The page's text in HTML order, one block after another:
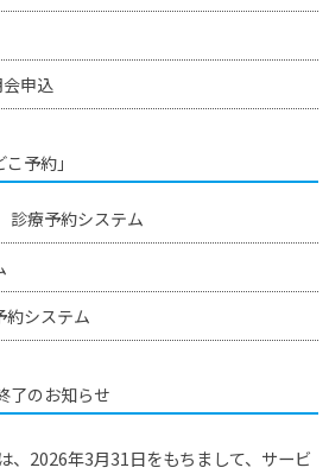
申込
予約」
療予約システム
約システム
了のお知らせ
、2026年3月31日をもちまして、サービ